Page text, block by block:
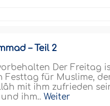
– Teil 2
Der Freitag
für Muslime,
mit ihm zufrieden
und ihm..Weiter